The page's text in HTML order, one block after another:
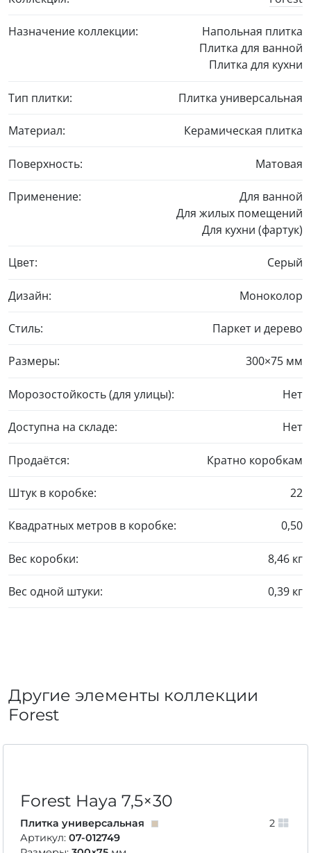
Назначение коллекции:
Напольная плитка
Плитка для ванной
Плитка для кухни
Тип плитки: Плитка универсальная
Материал: Керамическая плитка
Поверхность: Матовая
Применение:
Для ванной
Для жилых помещений
Для кухни (фартук)
Цвет: Серый
Дизайн: Моноколор
Стиль: Паркет и дерево
Размеры: 300×75 мм
Морозостойкость (для улицы): Нет
Доступна на складе: Нет
Продаётся: Кратно коробкам
Штук в коробке: 22
Квадратных метров в коробке: 0,50
Вес коробки: 8,46 кг
Вес одной штуки: 0,39 кг
Другие элементы коллекции
Forest
Forest Haya 7,5×30
Плитка универсальная
2
Артикул: 07-012749